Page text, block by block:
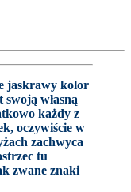
jaskrawy kolor
swoją własną
każdy z
oczywiście w
zachwyca
tu
zwane znaki